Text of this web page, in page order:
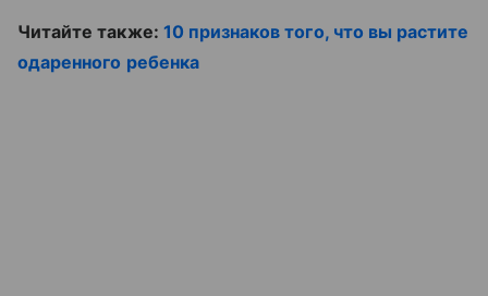
Читайте также: 10 признаков того, что вы растите
одаренного ребенка